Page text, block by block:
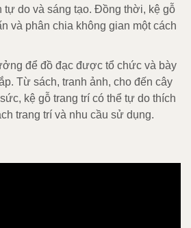
tự do và sáng tạo. Đồng thời, kệ gỗ
và phân chia không gian một cách
để đồ đạc được tổ chức và bày
Từ sách, tranh ảnh, cho đến cây
kệ gỗ trang trí có thể tự do thích
trang trí và nhu cầu sử dụng.